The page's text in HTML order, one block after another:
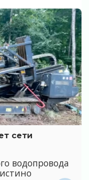
сети
водопровода